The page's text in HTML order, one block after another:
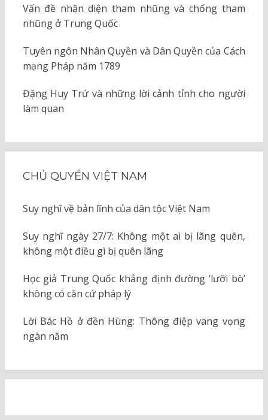
Vấn đề nhận diện tham nhũng và chống tham
nhũng ở Trung Quốc
Tuyên ngôn Nhân Quyền và Dân Quyền của Cách
mạng Pháp năm 1789
Đặng Huy Trứ và những lời cảnh tỉnh cho người
làm quan
CHỦ QUYỀN VIỆT NAM
Suy nghĩ về bản lĩnh của dân tộc Việt Nam
Suy nghĩ ngày 27/7: Không một ai bị lãng quên,
không một điều gì bị quên lãng
Học giả Trung Quốc khẳng định đường ‘lưỡi bò’
không có căn cứ pháp lý
Lời Bác Hồ ở đền Hùng: Thông điệp vang vọng
ngàn năm